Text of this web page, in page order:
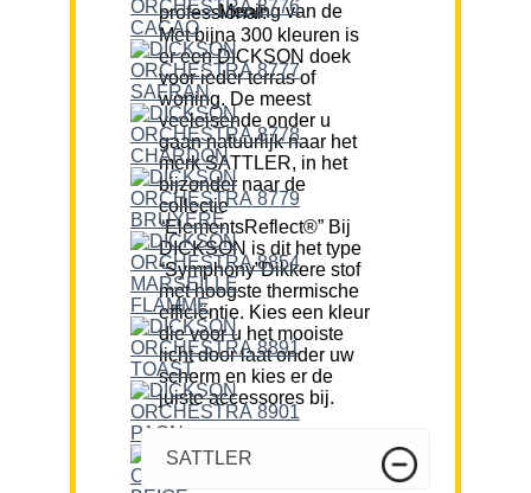
Mening van de professional:
Met bijna 300 kleuren is
er een DICKSON doek
voor ieder terras of
woning. De meest
veeleisende onder u
gaan natuurlijk naar het
merk SATTLER, in het
bijzonder naar de
collectie
“ElementsReflect®” Bij
DICKSON is dit het type
“Symphony”Dikkere stof
met hoogste thermische
efficiëntie. Kies een kleur
die voor u het mooiste
licht door laat onder uw
scherm en kies er de
juiste accessores bij.
SATTLER